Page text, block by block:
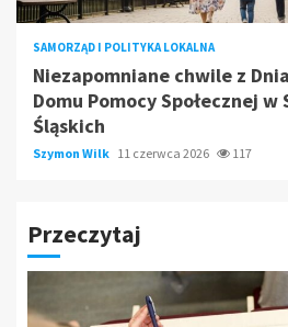
SAMORZĄD I POLITYKA LOKALNA
Niezapomniane chwile z
Domu Pomocy Społecznej
Śląskich
Szymon Wilk 11 czerwca 2026 117
Przeczytaj